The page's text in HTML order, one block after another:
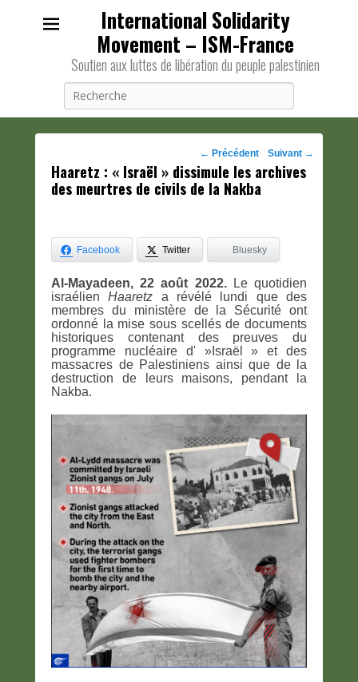
International Solidarity
Movement – ISM-France
Soutien aux luttes de libération du peuple palestinien
Navigation
des
← Précédent Suivant →
Haaretz : « Israël » dissimule les archives
des meurtres de civils de la Nakba
Facebook Twitter Bluesky
Al-Mayadeen, 22 août 2022.Le quotidien
israélienHaaretz a révélé lundi que des
membres du ministère de la Sécurité ont
ordonné la mise sous scellés de documents
historiques contenant des preuves du
programme nucléaire d' »Israël » et des
massacres de Palestiniens ainsi que de la
destruction de leurs maisons, pendant la
Nakba.